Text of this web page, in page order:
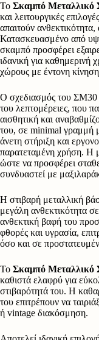
Το Σκαμπό
και λειτουργικές
απαιτούν
Κατασκευασμένο από
σκαμπό προσφέρει
ιδανική για καθημερινή
χώρους με έντονη
Ο σχεδιασμός του ΣΜ30
του λεπτομέρειες, που
αισθητική και
του, σε minimal γραμμή
άνετη στήριξη και
παρατεταμένη χρήση. Η
ώστε να προσφέρει
συνδυαστεί με
Η στιβαρή μεταλλική
μεγάλη ανθεκτικότητα
ανθεκτική βαφή του
φθορές και υγρασία,
όσο και σε
Το Σκαμπό
καθιστά ελαφρύ για
στιβαρότητά του. Η
του επιτρέπουν να
ή vintage διακόσμηση.